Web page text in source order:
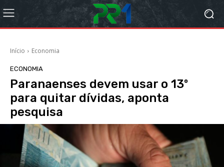
Início Economia
ECONOMIA
Paranaenses devem usar o 13º
para quitar dívidas, aponta
pesquisa